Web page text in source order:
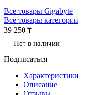
Все товары Gigabyte
Все товары категории
39 250 ₸
Нет в наличии
Подписаться
Характеристики
Описание
Отзывы